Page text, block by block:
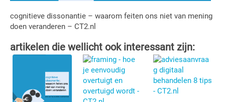
cognitieve dissonantie – waarom feiten ons niet van mening
doen veranderen – CT2.nl
artikelen die wellicht ook interessant zijn: